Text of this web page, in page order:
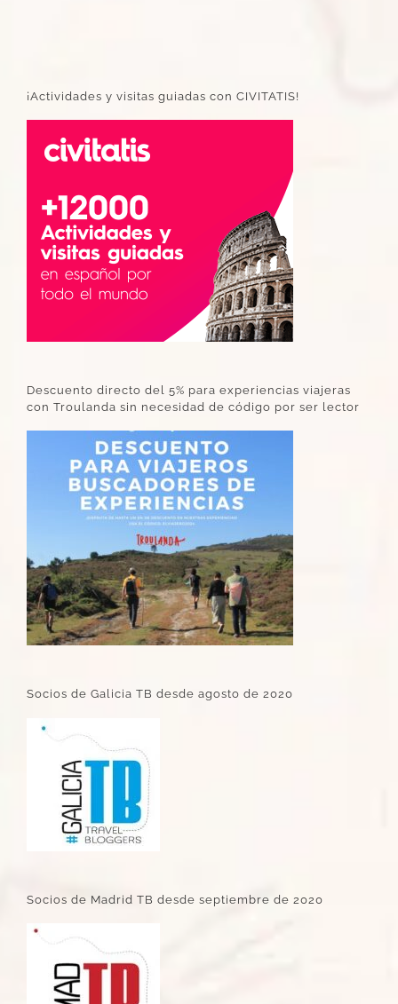
¡Actividades y visitas guiadas con CIVITATIS!
Descuento directo del 5% para experiencias viajeras
con Troulanda sin necesidad de código por ser lector
Socios de Galicia TB desde agosto de 2020
Socios de Madrid TB desde septiembre de 2020